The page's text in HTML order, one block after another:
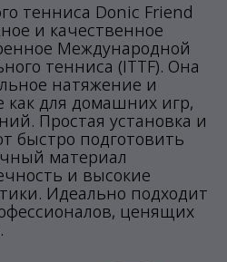
тенниса Donic Friend
и качественное
Международной
тенниса (ITTF). Она
натяжение и
как для домашних игр,
Простая установка и
быстро подготовить
материал
и высокие
Идеально подходит
ценящих